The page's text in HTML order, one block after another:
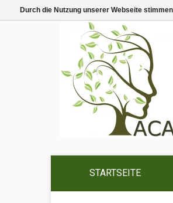
STARTSEITE
Durch die Nutzung unserer Webseite